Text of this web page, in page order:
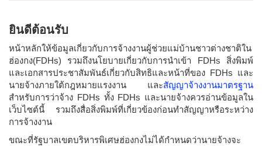
ยินดีต้อนรับ
หน้าหลักให้ข้อมูลเกี่ยวกับการจ้างงานผู้ช่วยแม่บ้านชาวต่างชาติใน
ฮ่องกง(FDHs) รวมถึงนโยบายเกี่ยวกับการนำเข้า FDHs สิ่งพิมพ์
และเอกสารประชาสัมพันธ์เกี่ยวกับสิทธิและหน้าที่ของ FDHs และ
นายจ้างภายใต้กฎหมายแรงงาน และสัญญาจ้างงานมาตรฐาน
สำหรับการว่าจ้าง FDHs ทั้ง FDHs และนายจ้างควรอ่านข้อมูลใน
เว็บไซต์นี้ รวมถึงสื่อสิ่งพิมพ์ที่เกี่ยวข้องก่อนทำสัญญาหรือระหว่าง
การจ้างงาน
ขณะที่รัฐบาลเขตบริหารพิเศษฮ่องกงไม่ได้กำหนดว่านายจ้างจะ